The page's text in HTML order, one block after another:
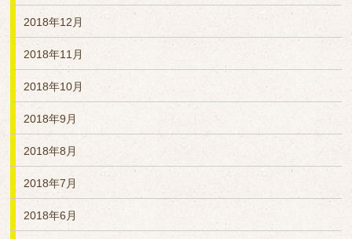
2018年12月
2018年11月
2018年10月
2018年9月
2018年8月
2018年7月
2018年6月